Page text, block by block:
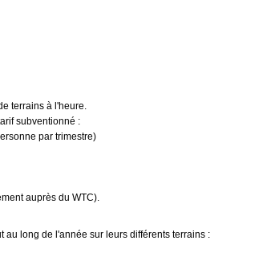
terrains à l'heure.
subventionné :
par trimestre)
auprès du WTC).
au long de l'année sur leurs différents terrains :